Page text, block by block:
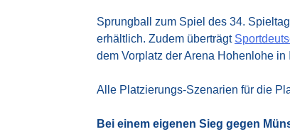
Sprungball zum Spiel des 34.
erhältlich. Zudem überträgt
dem Vorplatz der Arena Hohenlohe
Alle Platzierungs-Szenarien für die
Bei einem eigenen Sieg gegen